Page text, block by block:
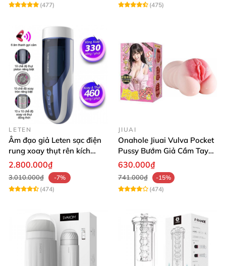
(477)
(475)
LETEN
Âm đạo giả Leten sạc điện
rung xoay thụt rên kích
thích phê
2.800.000₫
3.010.000₫
-7%
(474)
JIUAI
Onahole Jiuai Vulva Pocket
Pussy Bướm Giả Cầm Tay
Thiết Kế Mô Phỏng Chân
630.000₫
741.000₫
-15%
(474)